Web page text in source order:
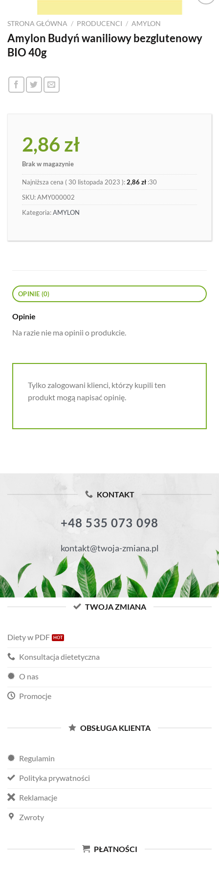
STRONA GŁÓWNA / PRODUCENCI / AMYLON
Amylon Budyń waniliowy bezglutenowy
BIO 40g
2,86 zł
Brak w magazynie
Najniższa cena ( 30 listopada 2023 ):2,86 zł :30
SKU:AMY000002
Kategoria:AMYLON
OPINIE (0)
Opinie
Na razie nie ma opinii o produkcie.
Tylko zalogowani klienci, którzy kupili ten
produkt mogą napisać opinię.
KONTAKT
+48 535 073 098
kontakt@twoja-zmiana.pl
TWOJA ZMIANA
Diety w PDF
Konsultacja dietetyczna
O nas
Promocje
OBSŁUGA KLIENTA
Regulamin
Polityka prywatności
Reklamacje
Zwroty
PŁATNOŚCI